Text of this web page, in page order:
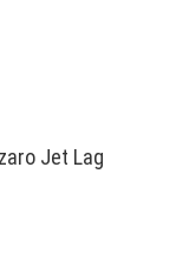
Jet Lag